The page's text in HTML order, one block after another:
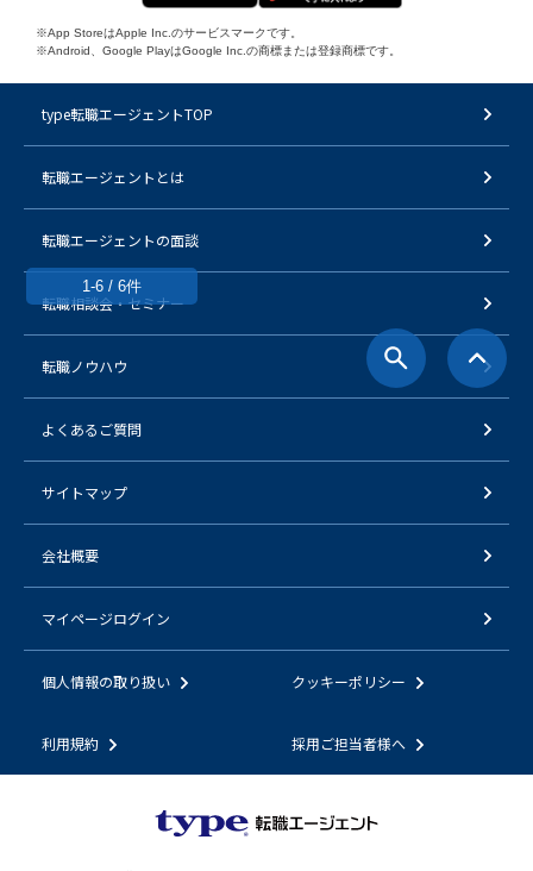
1-6 / 6件
※App StoreはApple Inc.のサービスマークです。
※Android、Google PlayはGoogle Inc.の商標または登録商標です。
type転職エージェントTOP
転職エージェントとは
転職エージェントの面談
転職相談会・セミナー
転職ノウハウ
よくあるご質問
サイトマップ
会社概要
マイページログイン
個人情報の取り扱い クッキーポリシー
利用規約 採用ご担当者様へ